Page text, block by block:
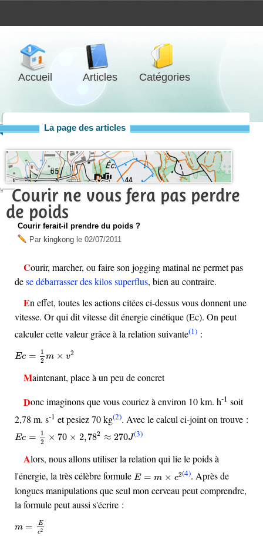
Accueil Articles Catégories
La page des articles
Courir ne vous fera pas perdre
de poids
Courir ferait-il prendre du poids ?
Par kingkong le 02/07/2011
Courir, marcher, ou faire son jogging matinal ne permet pas
dese débarrasser des kilos superflus, bien au contraire.
En effet, toutes les actions citées ci-dessus vous donnent une
vitesse. Or qui dit vitesse dit énergie cinétique (Ec). On peut
calculer cette valeur grâce à la relation suivante(1) :
Ec =
1
2 m × v2
Ec m
Maintenant, place à un peu de concret
Donc imaginons que vous couriez à environ 10 km. h-1 soit
2,78 m. s-1 et pesiez 70 kg(2). Avec le calcul ci-joint on trouve :
Ec =
1
2
× 70 × 2,782 ≈ 270J
Ec × ×2, 2≈ 270 (3)
Alors, nous allons utiliser la relation qui lie le poids à
l'énergie, la très célèbre formule E = m × c2
E= 2 (4). Après de
longues manipulations que seul mon cerveau peut comprendre,
la formule peut aussi s'écrire :
m =
E
c2
2